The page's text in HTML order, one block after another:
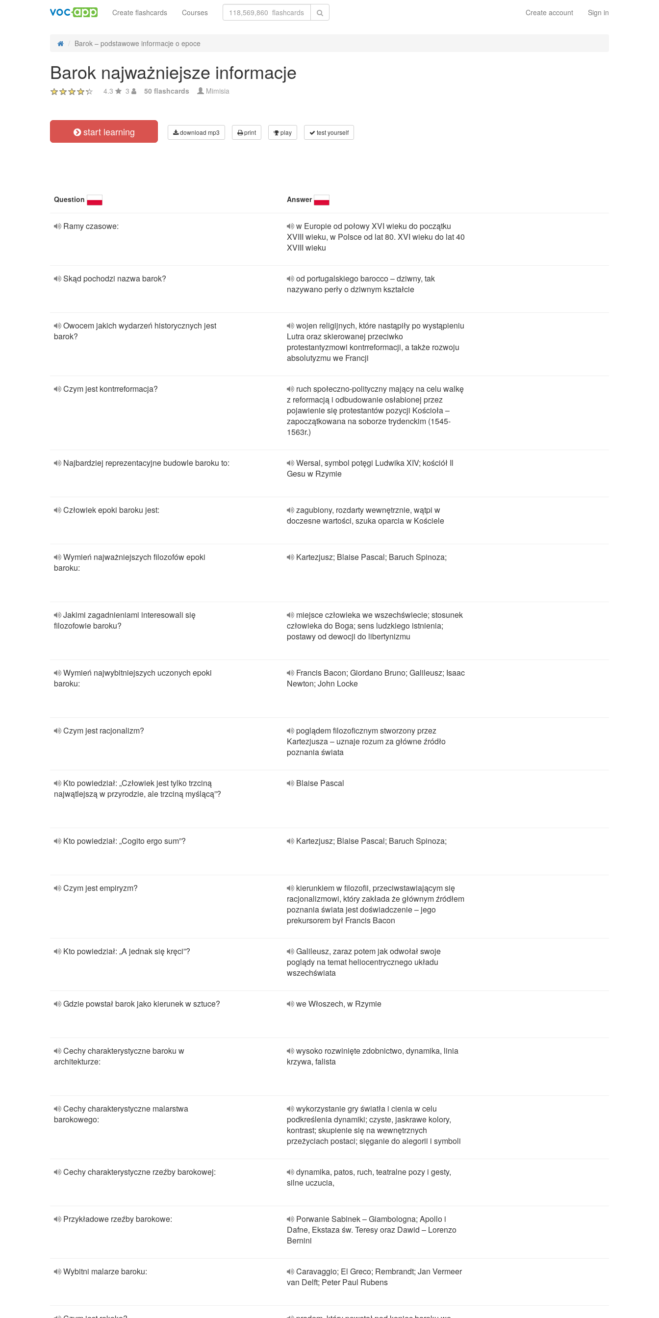
Create account Sign in
Create flashcards Courses
Barok – podstawowe informacje o epoce
Barok najważniejsze informacje
4.3 3 50 flashcards Mimisia
start learning download mp3 print play test yourself
Question Answer
Ramy czasowe:
w Europie od połowy XVI wieku do początku
XVIII wieku, w Polsce od lat 80. XVI wieku do lat 40
XVIII wieku
Skąd pochodzi nazwa barok?
od portugalskiego barocco – dziwny, tak
nazywano perły o dziwnym kształcie
Owocem jakich wydarzeń historycznych jest
barok?
wojen religijnych, które nastąpiły po wystąpieniu
Lutra oraz skierowanej przeciwko
protestantyzmowi kontrreformacji, a także rozwoju
absolutyzmu we Francji
Czym jest kontrreformacja?
ruch społeczno-polityczny mający na celu walkę
z reformacją i odbudowanie osłabionej przez
pojawienie się protestantów pozycji Kościoła –
zapoczątkowana na soborze trydenckim (1545-
1563r.)
Najbardziej reprezentacyjne budowle baroku to:
Wersal, symbol potęgi Ludwika XIV; kościół Il
Gesu w Rzymie
Człowiek epoki baroku jest:
zagubiony, rozdarty wewnętrznie, wątpi w
doczesne wartości, szuka oparcia w Kościele
Wymień najważniejszych filozofów epoki
baroku:
Kartezjusz; Blaise Pascal; Baruch Spinoza;
Jakimi zagadnieniami interesowali się
filozofowie baroku?
miejsce człowieka we wszechświecie; stosunek
człowieka do Boga; sens ludzkiego istnienia;
postawy od dewocji do libertynizmu
Wymień najwybitniejszych uczonych epoki
baroku:
Francis Bacon; Giordano Bruno; Galileusz; Isaac
Newton; John Locke
Czym jest racjonalizm?
poglądem filozoficznym stworzony przez
Kartezjusza – uznaje rozum za główne źródło
poznania świata
Kto powiedział: „Człowiek jest tylko trzciną
najwątlejszą w przyrodzie, ale trzciną myślącą”?
Blaise Pascal
Kto powiedział: „Cogito ergo sum”? Kartezjusz; Blaise Pascal; Baruch Spinoza;
Czym jest empiryzm?
kierunkiem w filozofii, przeciwstawiającym się
racjonalizmowi, który zakłada że głównym źródłem
poznania świata jest doświadczenie – jego
prekursorem był Francis Bacon
Kto powiedział: „A jednak się kręci”?
Galileusz, zaraz potem jak odwołał swoje
poglądy na temat heliocentrycznego układu
wszechświata
Gdzie powstał barok jako kierunek w sztuce? we Włoszech, w Rzymie
Cechy charakterystyczne baroku w
architekturze:
wysoko rozwinięte zdobnictwo, dynamika, linia
krzywa, falista
Cechy charakterystyczne malarstwa
barokowego:
wykorzystanie gry światła i cienia w celu
podkreślenia dynamiki; czyste, jaskrawe kolory,
kontrast; skupienie się na wewnętrznych
przeżyciach postaci; sięganie do alegorii i symboli
Cechy charakterystyczne rzeźby barokowej:
dynamika, patos, ruch, teatralne pozy i gesty,
silne uczucia,
Przykładowe rzeźby barokowe:
Porwanie Sabinek – Giambologna; Apollo i
Dafne, Ekstaza św. Teresy oraz Dawid – Lorenzo
Bernini
Wybitni malarze baroku:
Caravaggio; El Greco; Rembrandt; Jan Vermeer
van Delft; Peter Paul Rubens